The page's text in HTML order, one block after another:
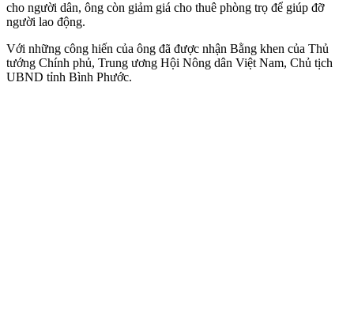
cho người dân, ông còn giảm giá cho thuê phòng trọ để giúp đỡ
người lao động.
Với những công hiến của ông đã được nhận Bằng khen của Thủ
tướng Chính phủ, Trung ương Hội Nông dân Việt Nam, Chủ tịch
UBND tỉnh Bình Phước.